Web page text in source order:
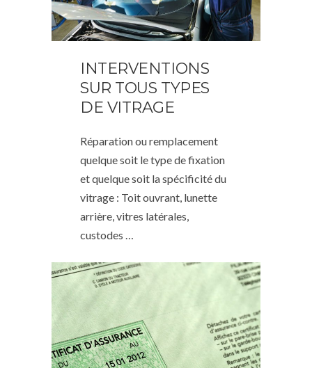
INTERVENTIONS
SUR TOUS TYPES
DE VITRAGE
Réparation ou remplacement
quelque soit le type de fixation
et quelque soit la spécificité du
vitrage : Toit ouvrant, lunette
arrière, vitres latérales,
custodes …